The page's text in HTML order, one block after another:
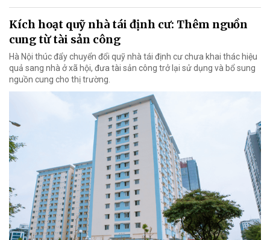
Kích hoạt quỹ nhà tái định cư: Thêm nguồn
cung từ tài sản công
Hà Nội thúc đẩy chuyển đổi quỹ nhà tái định cư chưa khai thác hiệu
quả sang nhà ở xã hội, đưa tài sản công trở lại sử dụng và bổ sung
nguồn cung cho thị trường.